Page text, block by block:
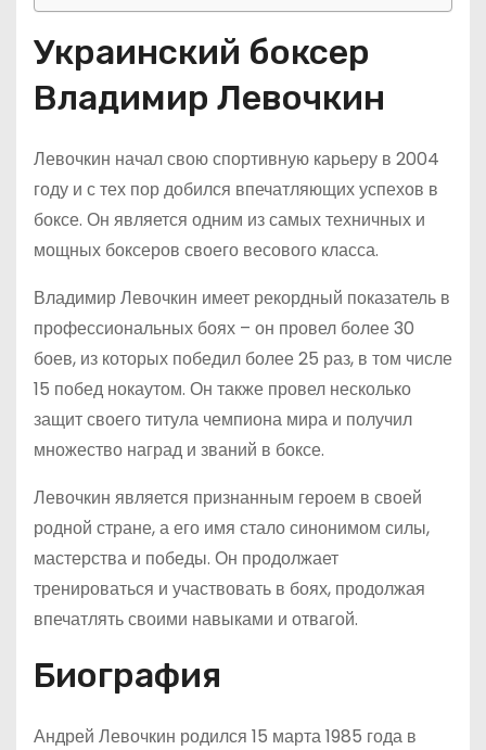
Украинский боксер
Владимир Левочкин
Левочкин начал свою спортивную карьеру в 2004
году и с тех пор добился впечатляющих успехов в
боксе. Он является одним из самых техничных и
мощных боксеров своего весового класса.
Владимир Левочкин имеет рекордный показатель в
профессиональных боях – он провел более 30
боев, из которых победил более 25 раз, в том числе
15 побед нокаутом. Он также провел несколько
защит своего титула чемпиона мира и получил
множество наград и званий в боксе.
Левочкин является признанным героем в своей
родной стране, а его имя стало синонимом силы,
мастерства и победы. Он продолжает
тренироваться и участвовать в боях, продолжая
впечатлять своими навыками и отвагой.
Биография
Андрей Левочкин родился 15 марта 1985 года в